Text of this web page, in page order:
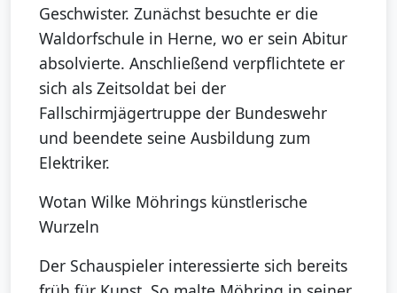
Geschwister. Zunächst besuchte er die
Waldorfschule in Herne, wo er sein Abitur
absolvierte. Anschließend verpflichtete er
sich als Zeitsoldat bei der
Fallschirmjägertruppe der Bundeswehr
und beendete seine Ausbildung zum
Elektriker.
Wotan Wilke Möhrings künstlerische
Wurzeln
Der Schauspieler interessierte sich bereits